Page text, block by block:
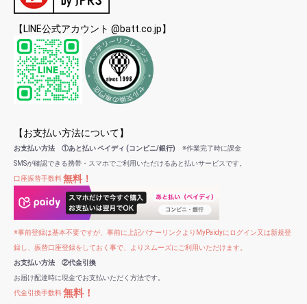
【LINE公式アカウント @batt.co.jp】
【お支払い方法について】
お支払い方法 ①あと払い ペイディ (コンビニ/銀行) ※作業完了時に課金
SMSが確認できる携帯・スマホでご利用いただけるあと払いサービスです。
口座振替手数料無料！
※事前登録は基本不要ですが、事前に上記バナーリンクよりMyPaidyにログイン又は新規登
録し、振替口座登録をしておく事で、よりスムーズにご利用いただけます。
お支払い方法 ②代金引換
お届け配達時に現金でお支払いただく方法です。
代金引換手数料無料！